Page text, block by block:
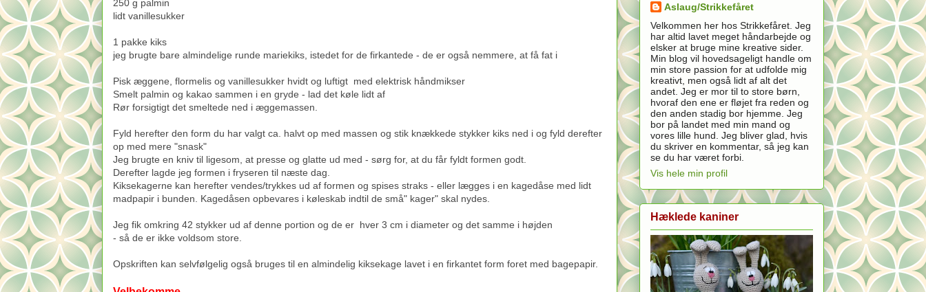
250 g palmin
lidt vanillesukker
1 pakke kiks
jeg brugte bare almindelige runde mariekiks, istedet for de firkantede - de er også nemmere, at få fat i
Pisk æggene, flormelis og vanillesukker hvidt og luftigt med elektrisk håndmikser
Smelt palmin og kakao sammen i en gryde - lad det køle lidt af
Rør forsigtigt det smeltede ned i æggemassen.
Fyld herefter den form du har valgt ca. halvt op med massen og stik knækkede stykker kiks ned i og fyld derefter
op med mere "snask"
Jeg brugte en kniv til ligesom, at presse og glatte ud med - sørg for, at du får fyldt formen godt.
Derefter lagde jeg formen i fryseren til næste dag.
Kiksekagerne kan herefter vendes/trykkes ud af formen og spises straks - eller lægges i en kagedåse med lidt
madpapir i bunden. Kagedåsen opbevares i køleskab indtil de små" kager" skal nydes.
Jeg fik omkring 42 stykker ud af denne portion og de er hver 3 cm i diameter og det samme i højden
- så de er ikke voldsom store.
Opskriften kan selvfølgelig også bruges til en almindelig kiksekage lavet i en firkantet form foret med bagepapir.
Aslaug/Strikkefåret
Velkommen her hos Strikkefåret. Jeg
har altid lavet meget håndarbejde og
elsker at bruge mine kreative sider.
Min blog vil hovedsageligt handle om
min store passion for at udfolde mig
kreativt, men også lidt af alt det
andet. Jeg er mor til to store børn,
hvoraf den ene er fløjet fra reden og
den anden stadig bor hjemme. Jeg
bor på landet med min mand og
vores lille hund. Jeg bliver glad, hvis
du skriver en kommentar, så jeg kan
se du har været forbi.
Vis hele min profil
Hæklede kaniner